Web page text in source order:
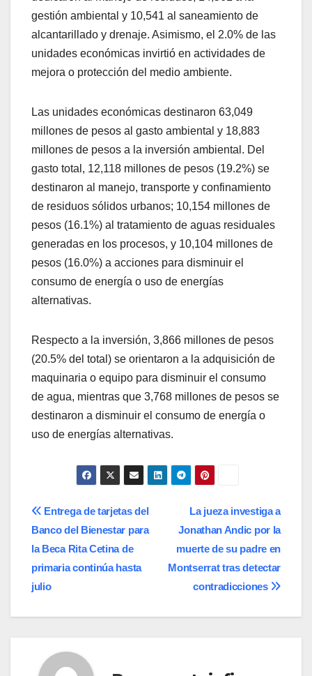
gestión ambiental y 10,541 al saneamiento de
alcantarillado y drenaje. Asimismo, el 2.0% de las
unidades económicas invirtió en actividades de
mejora o protección del medio ambiente.
Las unidades económicas destinaron 63,049
millones de pesos al gasto ambiental y 18,883
millones de pesos a la inversión ambiental. Del
gasto total, 12,118 millones de pesos (19.2%) se
destinaron al manejo, transporte y confinamiento
de residuos sólidos urbanos; 10,154 millones de
pesos (16.1%) al tratamiento de aguas residuales
generadas en los procesos, y 10,104 millones de
pesos (16.0%) a acciones para disminuir el
consumo de energía o uso de energías
alternativas.
Respecto a la inversión, 3,866 millones de pesos
(20.5% del total) se orientaron a la adquisición de
maquinaria o equipo para disminuir el consumo
de agua, mientras que 3,768 millones de pesos se
destinaron a disminuir el consumo de energía o
uso de energías alternativas.
Navegación
de
entradas
La jueza investiga a
Jonathan Andic por la
muerte de su padre en
Montserrat tras detectar
contradicciones
Entrega de tarjetas del
Banco del Bienestar para
la Beca Rita Cetina de
primaria continúa hasta
julio